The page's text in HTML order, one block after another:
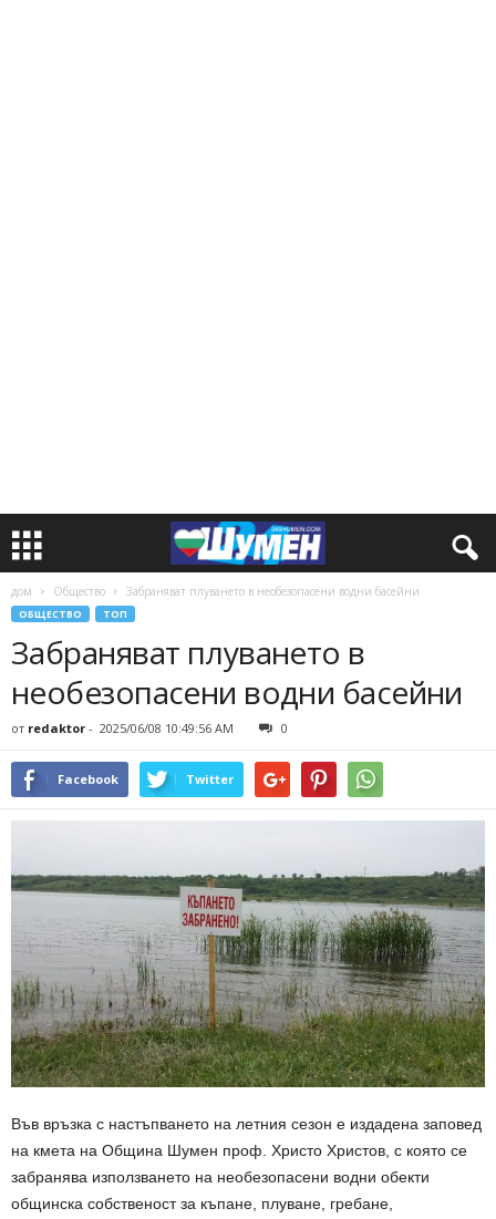
дом Общество Забраняват плуването в необезопасени водни басейни
ОБЩЕСТВО ТОП
Забраняват плуването в
необезопасени водни басейни
от redaktor - 2025/06/08 10:49:56 AM 0
Facebook Twitter
Във връзка с настъпването на летния сезон е издадена заповед
на кмета на Община Шумен проф. Христо Христов, с която се
забранява използването на необезопасени водни обекти
общинска собственост за къпане, плуване, гребане,